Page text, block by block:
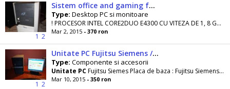
1 2
Sistem office and gaming fujitsu siemens
Type: Desktop PC si monitoare
! PROCESOR INTEL CORE2DUO E4300 CU VITEZA DE 1, 8 GHZ 2 GB DDR2 MEMORIE HARD DISK 160 GB SATA 2
Mar 2, 2015 - 370 ron
1 2
Unitate PC Fujitsu Siemens / 1GB Video/ 2 GB DDR2/ Soket AM2
Type: Componente si accesorii
Unitate PCFujitsu Siemes Placa de baza : Fujitsu Siemens D2461- A2 , 4x DDR2 , 1 x PCI- EX , 2 x
Mar 10, 2015 - 350 ron